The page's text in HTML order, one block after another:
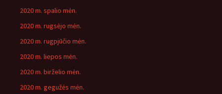
2020 m. spalio mėn.
2020 m. rugsėjo mėn.
2020 m. rugpjūčio mėn.
2020 m. liepos mėn.
2020 m. birželio mėn.
2020 m. gegužės mėn.